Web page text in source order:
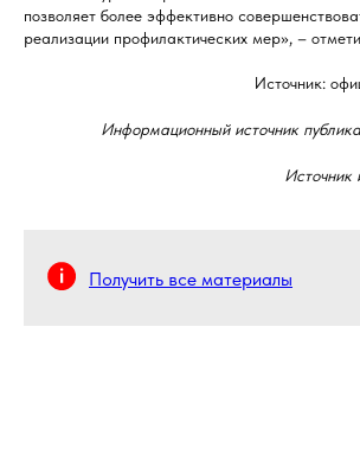
позволяет более эффективно
реализации профилактических мер», –
Источник:
Информационный источник
Источник
Получить все материалы